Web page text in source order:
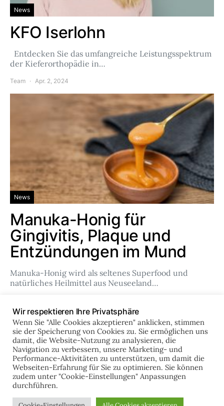
News
KFO Iserlohn
Entdecken Sie das umfangreiche Leistungsspektrum
der Kieferorthopädie in…
Team Apr. 2, 2024
News
Manuka-Honig für
Gingivitis, Plaque und
Entzündungen im Mund
Manuka-Honig wird als seltenes Superfood und
natürliches Heilmittel aus Neuseeland…
online-zahnklinik.de
IMPRESSUM DATENSCHUTZ
Wir respektieren Ihre Privatsphäre
Wenn Sie "Alle Cookies akzeptieren" anklicken, stimmen
sie der Speicherung von Cookies zu. Sie ermöglichen uns
damit, die Website-Nutzung zu analysieren, die
Navigation zu verbessern, unsere Marketing- und
Performance-Aktivitäten zu unterstützen, um damit die
Webseiten-Erfahrung für Sie zu optimieren. Sie können
zudem unter "Cookie-Einstellungen" Anpassungen
durchführen.